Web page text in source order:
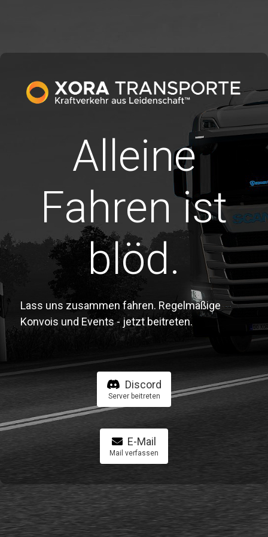
Alleine
Fahren ist
blöd.
Lass uns zusammen fahren. Regelmäßige
Konvois und Events - jetzt beitreten.
Discord
Server beitreten
E-Mail
Mail verfassen